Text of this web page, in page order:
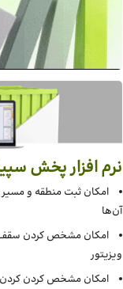
نرم افزار پخش
امکان ثبت منطقه و مسیر
آن‌ها
امکان مشخص کردن سقف
ویزیتور
امکان مشخص کردن کردن